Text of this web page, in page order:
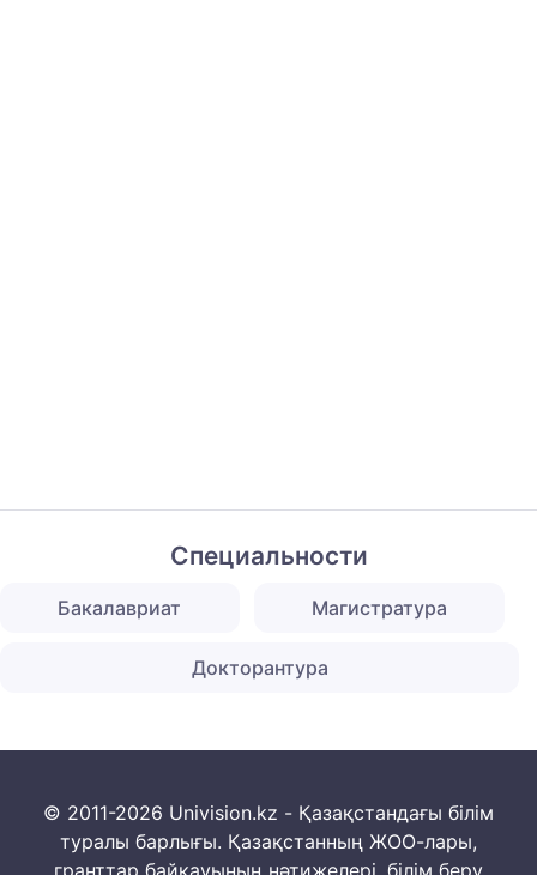
Специальности
Бакалавриат Магистратура
Докторантура
© 2011-2026 Univision.kz - Қазақстандағы білім
туралы барлығы. Қазақстанның ЖОО-лары,
гранттар байқауының нәтижелері, білім беру